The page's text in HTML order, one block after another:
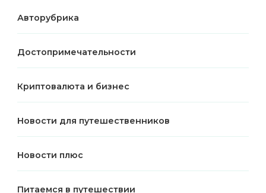
Авторубрика
Достопримечательности
Криптовалюта и бизнес
Новости для путешественников
Новости плюс
Питаемся в путешествии